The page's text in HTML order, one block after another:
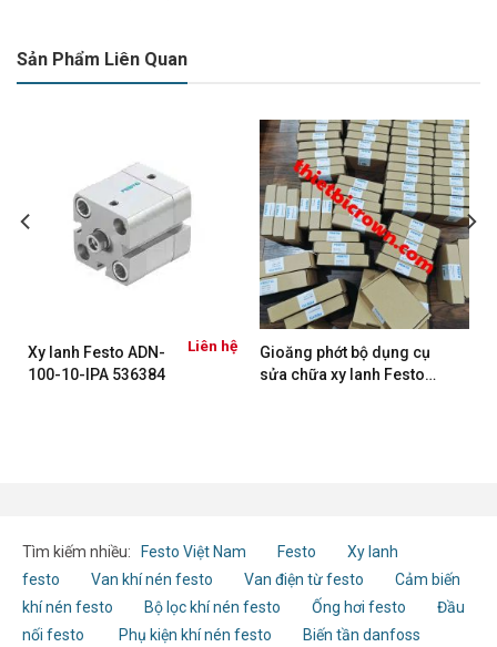
Sản Phẩm Liên Quan
Xy lanh Festo ADN-
100-10-IPA 536384
Liên hệ
Gioăng phớt bộ dụng cụ
sửa chữa xy lanh Festo
Tìm kiếm nhiều: Festo Việt Nam Festo
Xy lanh
festo
Van khí nén festo Van điện từ festo
Cảm biến
khí nén festo
Bộ lọc khí nén festo Ống hơi festo
Đầu
nối festo
Phụ kiện khí nén festo
Biến tần danfoss